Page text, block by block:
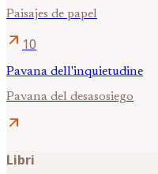
Paisajes de papel
arrow_outward 10
Pavana dell'inquietudine
Pavana del desasosiego
arrow_outward
Libri